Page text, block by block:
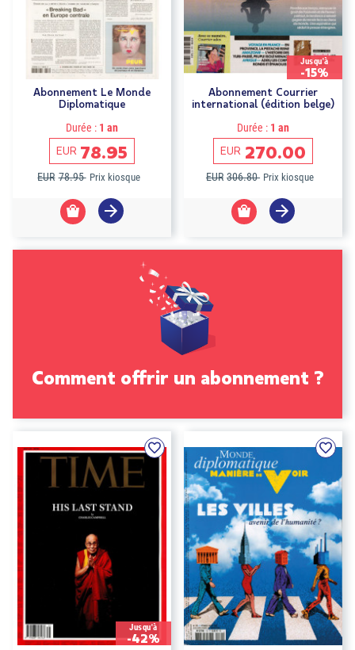
Abonnement Le Monde
Diplomatique
Durée : 1 an
EUR 78.95
EUR 78.95 Prix kiosque
Jusqu'à
-15%
Abonnement Courrier
international (édition belge)
Durée : 1 an
EUR 270.00
EUR 306.80 Prix kiosque
Comment offrir un abonnement ?
Jusqu'à
-42%